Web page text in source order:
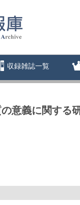
収録雑誌一覧
意義に関する